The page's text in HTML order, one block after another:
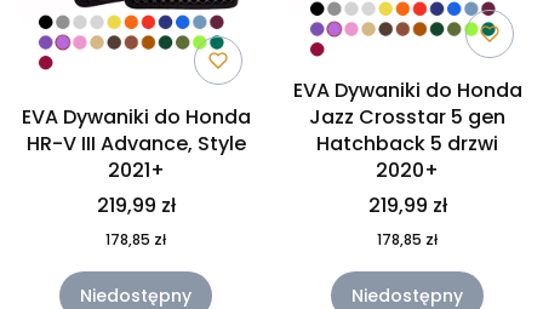
EVA Dywaniki do Honda
HR-V III Advance, Style
2021+
219,99 zł
178,85 zł
Niedostępny
EVA Dywaniki do Honda
Jazz Crosstar 5 gen
Hatchback 5 drzwi
2020+
219,99 zł
178,85 zł
Niedostępny